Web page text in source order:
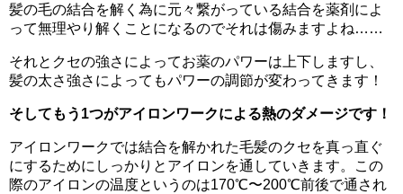
髪の毛の結合を解く為に元々繋がっている結合を薬剤によ
って無理やり解くことになるのでそれは傷みますよね……
それとクセの強さによってお薬のパワーは上下しますし、
髪の太さ強さによってもパワーの調節が変わってきます！
そしてもう1つがアイロンワークによる熱のダメージです！
アイロンワークでは結合を解かれた毛髪のクセを真っ直ぐ
にするためにしっかりとアイロンを通していきます。この
際のアイロンの温度というのは170℃〜200℃前後で通され